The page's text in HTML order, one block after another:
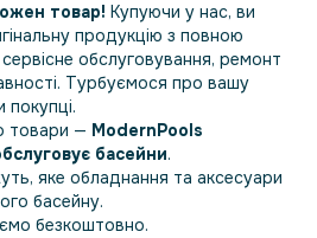
товар! Купуючи у нас, ви
продукцію з повною
обслуговування, ремонт
Турбуємося про вашу
товари — ModernPools
басейни.
яке обладнання та аксесуари
басейну.
безкоштовно.